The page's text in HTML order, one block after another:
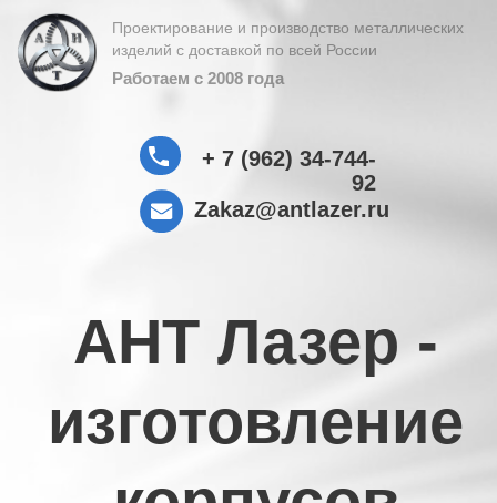
Проектирование и производство металлических
изделий с доставкой по всей России
Работаем с 2008 года
АНТ Лазер -
корпусов
из
Zakaz@antlazer.ru